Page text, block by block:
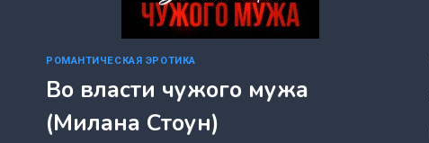
РОМАНТИЧЕСКАЯ ЭРОТИКА
Во власти чужого мужа
(Милана Стоун)